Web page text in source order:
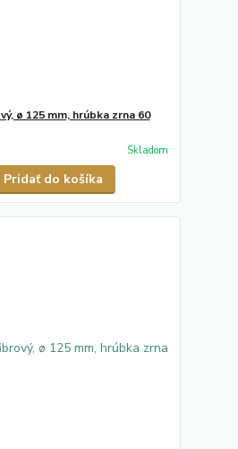
ø 125 mm, hrúbka zrna 60
Skladom
Pridať do košíka